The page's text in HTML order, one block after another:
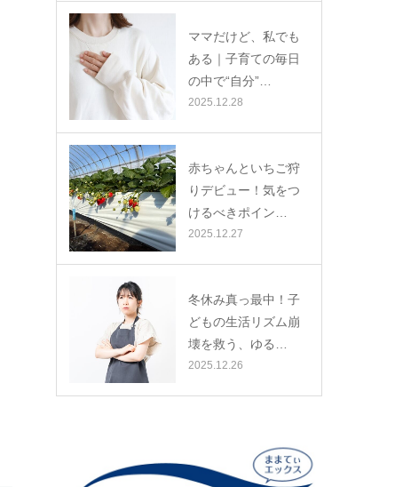
ママだけど、私でも
ある｜子育ての毎日
の中で“自分”…
2025.12.28
赤ちゃんといちご狩
りデビュー！気をつ
けるべきポイン…
2025.12.27
冬休み真っ最中！子
どもの生活リズム崩
壊を救う、ゆる…
2025.12.26